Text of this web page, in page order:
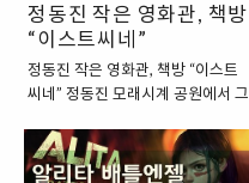
그 아성을 잃어갔고, 한동안 도시의
슬럼가로 전락했다. 하지만, 이후,
용산역에 “아이파크몰”이 들어서면
서, 용산의 이미지는 변화했다. “용
상가” 용산역이 있는 아이파크몰과
용산 전자상가는 상당히 가까운 곳
정동진 작은 영화관, 책방
“이스트씨네”
정동진 작은 영화관, 책방 “이스트
씨네” 정동진 모래시계 공원에서 그
문화 공간을 찾을 수 있다. 횟집이
즐비한 거리 한쪽에 자리 잡고 있는